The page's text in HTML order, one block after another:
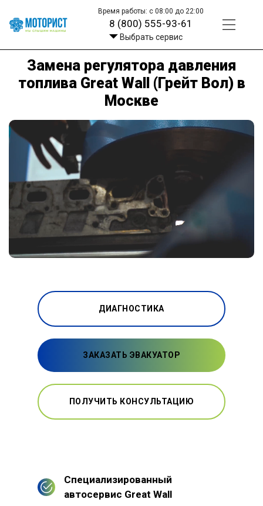
Время работы: с 08:00 до 22:00
8 (800) 555-93-61
Выбрать сервис
Замена регулятора давления
топлива Great Wall (Грейт Вол) в
Москве
ДИАГНОСТИКА
ЗАКАЗАТЬ ЭВАКУАТОР
ПОЛУЧИТЬ КОНСУЛЬТАЦИЮ
Специализированный
автосервис Great Wall